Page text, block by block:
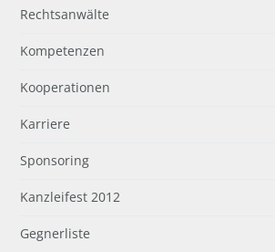
Rechtsanwälte
Kompetenzen
Kooperationen
Karriere
Sponsoring
Kanzleifest 2012
Gegnerliste